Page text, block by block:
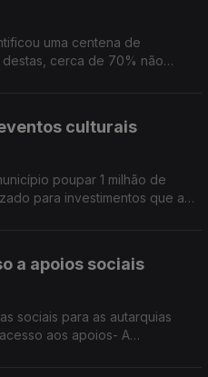
uma centena de
cerca de 70% não
culturais
poupar 1 milhão de
para investimentos que a
a apoios sociais
sociais para as autarquias
aos apoios- A